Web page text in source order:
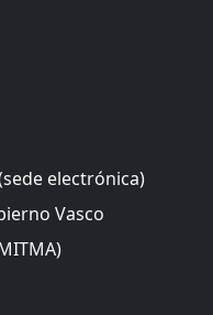
DE TRANSPORTES)
DE GIPUZKOA
electrónica)
Vasco